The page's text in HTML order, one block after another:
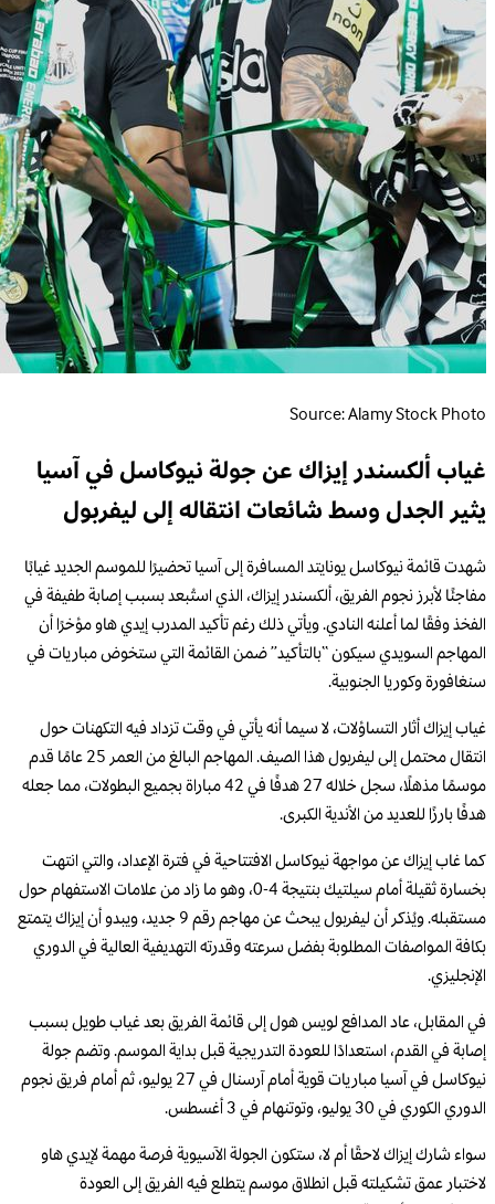
Source: Alamy Stock Photo
غياب ألكسندر إيزاك عن جولة نيوكاسل في آسيا
يثير الجدل وسط شائعات انتقاله إلى ليفربول
شهدت قائمة نيوكاسل يونايتد المسافرة إلى آسيا تحضيرًا للموسم الجديد غيابًا
مفاجئًا لأبرز نجوم الفريق، ألكسندر إيزاك، الذي استُبعد بسبب إصابة طفيفة في
الفخذ وفقًا لما أعلنه النادي. ويأتي ذلك رغم تأكيد المدرب إيدي هاو مؤخرًا أن
المهاجم السويدي سيكون “بالتأكيد” ضمن القائمة التي ستخوض مباريات في
سنغافورة وكوريا الجنوبية.
غياب إيزاك أثار التساؤلات، لا سيما أنه يأتي في وقت تزداد فيه التكهنات حول
انتقال محتمل إلى ليفربول هذا الصيف. المهاجم البالغ من العمر 25 عامًا قدم
موسمًا مذهلًا، سجل خلاله 27 هدفًا في 42 مباراة بجميع البطولات، مما جعله
هدفًا بارزًا للعديد من الأندية الكبرى.
كما غاب إيزاك عن مواجهة نيوكاسل الافتتاحية في فترة الإعداد، والتي انتهت
بخسارة ثقيلة أمام سيلتيك بنتيجة 4-0، وهو ما زاد من علامات الاستفهام حول
مستقبله. ويُذكر أن ليفربول يبحث عن مهاجم رقم 9 جديد، ويبدو أن إيزاك يتمتع
بكافة المواصفات المطلوبة بفضل سرعته وقدرته التهديفية العالية في الدوري
الإنجليزي.
في المقابل، عاد المدافع لويس هول إلى قائمة الفريق بعد غياب طويل بسبب
إصابة في القدم، استعدادًا للعودة التدريجية قبل بداية الموسم. وتضم جولة
نيوكاسل في آسيا مباريات قوية أمام آرسنال في 27 يوليو، ثم أمام فريق نجوم
الدوري الكوري في 30 يوليو، وتوتنهام في 3 أغسطس.
سواء شارك إيزاك لاحقًا أم لا، ستكون الجولة الآسيوية فرصة مهمة لإيدي هاو
لاختبار عمق تشكيلته قبل انطلاق موسم يتطلع فيه الفريق إلى العودة